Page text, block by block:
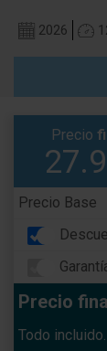
2026
Precio
Precio Base
Precio
Todo